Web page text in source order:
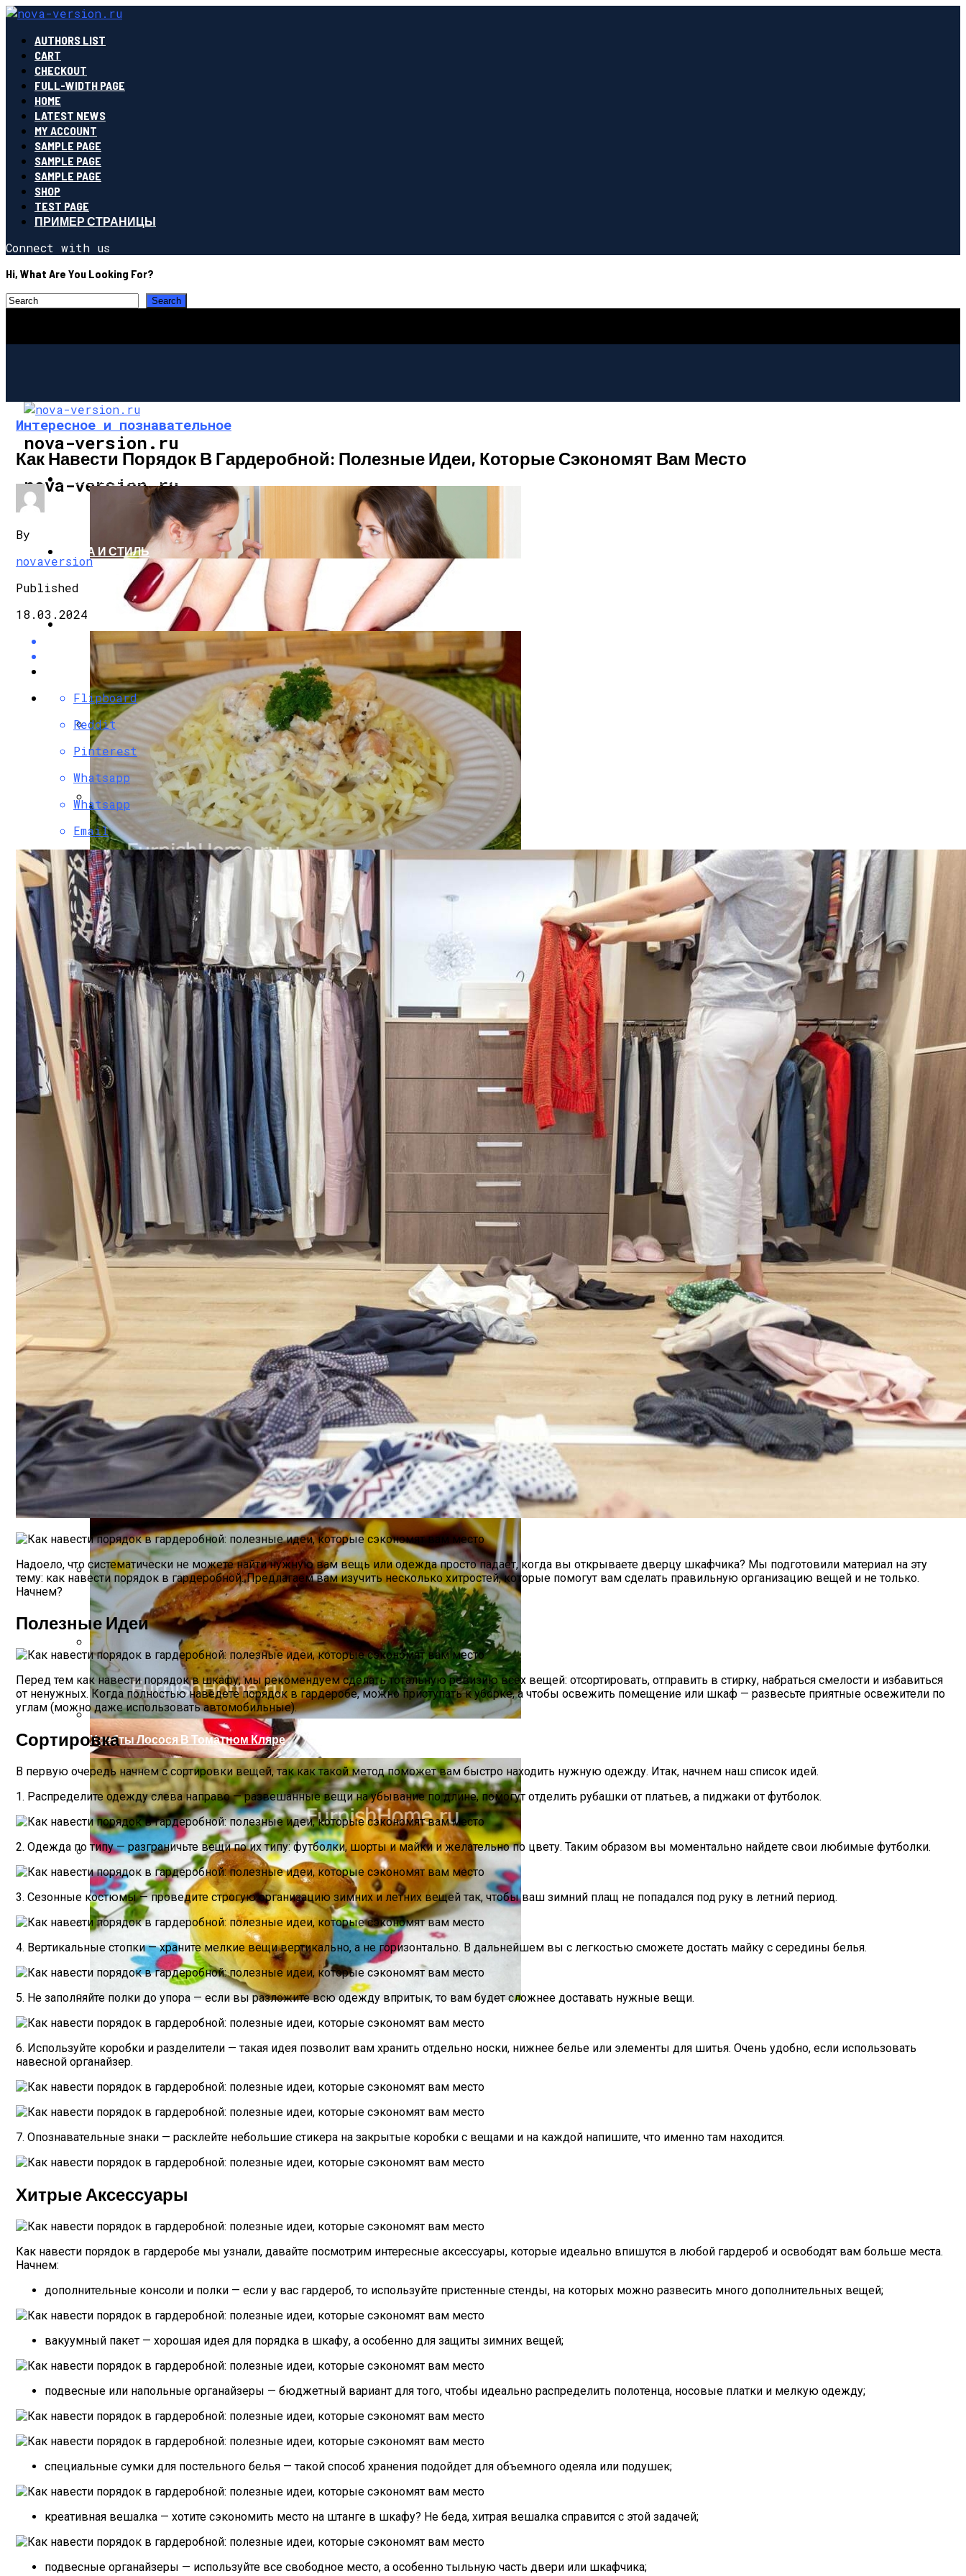
AUTHORS LIST
CART
CHECKOUT
FULL-WIDTH PAGE
HOME
LATEST NEWS
MY ACCOUNT
SAMPLE PAGE
SAMPLE PAGE
SAMPLE PAGE
SHOP
TEST PAGE
ПРИМЕР СТРАНИЦЫ
Connect with us
Hi, What Are You Looking For?
nova-version.ru
nova-version.ru
ИНТЕРЕСНОЕ И ПОЗНАВАТЕЛЬНОЕ
Разбираемся, Какие Виды Проклятий Соседи Могут Применить К Вашему Дому
Почему Нельзя Повторно Кипятить Воду Для Приготовления Чая Или Кофе
Как Повторно Использовать Воду После Варки Риса
Компактно, Красиво, Удобно: 7 Нестандартных Идей Для Хранения Обуви
Какие Растения Сажать Для Удачи, Любви И Богатства
МОДА И СТИЛЬ
Маникюр Бордового Цвета
Секреты Обворожительного Макияжа Губ
Летний Маникюр В Пляжном Стиле
Маникюр С Разноцветными Стрелочками
Маникюр С Идеальным Красным Лаком «баловница»
РЕЦЕПТЫ
Паста С Семгой В Сливочном Соусе
Мясной Рулет С Соевым Соусом И Кунжутом
Необычная Пицца Из Слоеного Теста
Хребты Лосося В Томатном Кляре
Пирожки С Мясом «Поросята»
Интересное и познавательное
Как Навести Порядок В Гардеробной: Полезные Идеи, Которые Сэкономят Вам Место
By
novaversion
Published
18.03.2024
Flipboard
Reddit
Pinterest
Whatsapp
Whatsapp
Email
Надоело, что систематически не можете найти нужную вам вещь или одежда просто падает, когда вы открываете дверцу шкафчика? Мы подготовили материал на эту
тему: как навести порядок в гардеробной. Предлагаем вам изучить несколько хитростей, которые помогут вам сделать правильную организацию вещей и не только.
Начнем?
Полезные Идеи
Перед тем как навести порядок в шкафу, мы рекомендуем сделать тотальную ревизию всех вещей: отсортировать, отправить в стирку, набраться смелости и избавиться
от ненужных. Когда полностью наведете порядок в гардеробе, можно приступать к уборке, а чтобы освежить помещение или шкаф — развесьте приятные освежители по
углам (можно даже использовать автомобильные).
Сортировка
В первую очередь начнем с сортировки вещей, так как такой метод поможет вам быстро находить нужную одежду. Итак, начнем наш список идей.
1. Распределите одежду слева направо — развешанные вещи на убывание по длине, помогут отделить рубашки от платьев, а пиджаки от футболок.
2. Одежда по типу — разграничьте вещи по их типу: футболки, шорты и майки и желательно по цвету. Таким образом вы моментально найдете свои любимые футболки.
3. Сезонные костюмы — проведите строгую организацию зимних и летних вещей так, чтобы ваш зимний плащ не попадался под руку в летний период.
4. Вертикальные стопки — храните мелкие вещи вертикально, а не горизонтально. В дальнейшем вы с легкостью сможете достать майку с середины белья.
5. Не заполняйте полки до упора — если вы разложите всю одежду впритык, то вам будет сложнее доставать нужные вещи.
6. Используйте коробки и разделители — такая идея позволит вам хранить отдельно носки, нижнее белье или элементы для шитья. Очень удобно, если использовать
навесной органайзер.
7. Опознавательные знаки — расклейте небольшие стикера на закрытые коробки с вещами и на каждой напишите, что именно там находится.
Хитрые Аксессуары
Как навести порядок в гардеробе мы узнали, давайте посмотрим интересные аксессуары, которые идеально впишутся в любой гардероб и освободят вам больше места.
Начнем:
дополнительные консоли и полки — если у вас гардероб, то используйте пристенные стенды, на которых можно развесить много дополнительных вещей;
вакуумный пакет — хорошая идея для порядка в шкафу, а особенно для защиты зимних вещей;
подвесные или напольные органайзеры — бюджетный вариант для того, чтобы идеально распределить полотенца, носовые платки и мелкую одежду;
специальные сумки для постельного белья — такой способ хранения подойдет для объемного одеяла или подушек;
креативная вешалка — хотите сэкономить место на штанге в шкафу? Не беда, хитрая вешалка справится с этой задачей;
подвесные органайзеры — используйте все свободное место, а особенно тыльную часть двери или шкафчика;